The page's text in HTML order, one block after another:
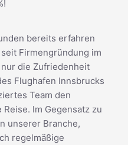
bereits erfahren
Firmengründung im
die Zufriedenheit
Flughafen Innsbrucks
Team den
Im Gegensatz zu
unserer Branche,
regelmäßige